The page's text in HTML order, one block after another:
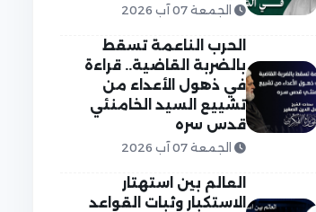
الجمعة 07 آب 2026
الحرب الناعمة تسقط
بالضربة القاضية.. قراءة
في ذهول الأعداء من
تشييع السيد الخامنئي
قدس سره
الجمعة 07 آب 2026
العالم بين استهتار
الاستكبار وثبات القواعد